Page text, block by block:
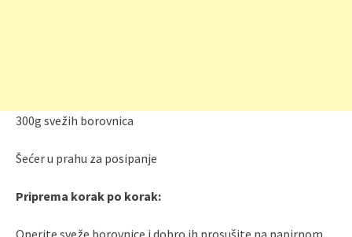
300g svežih borovnica
Šećer u prahu za posipanje
Priprema korak po korak:
Operite sveže borovnice i dobro ih prosušite na papirnom